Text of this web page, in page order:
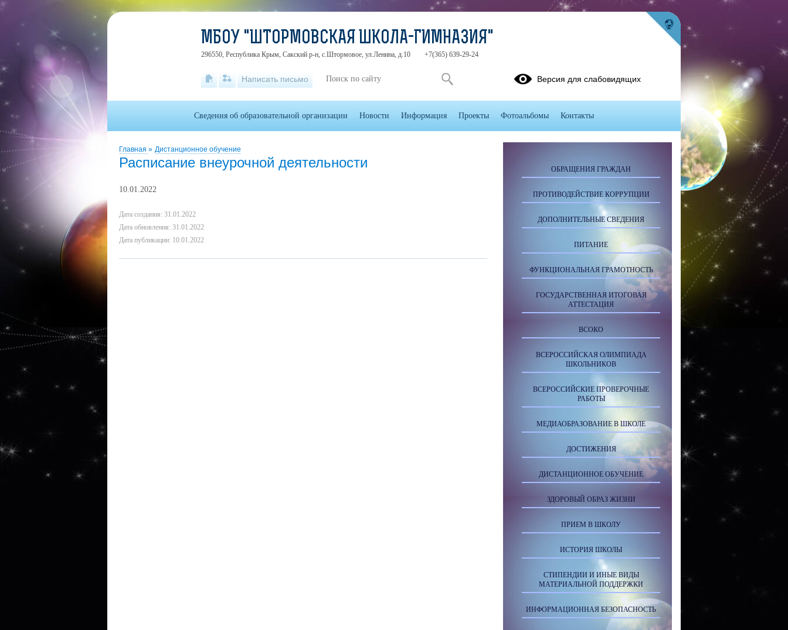
Главная » Дистанционное обучение
Расписание внеурочной деятельности
10.01.2022
Дата создания: 31.01.2022
Дата обновления: 31.01.2022
Дата публикации: 10.01.2022
ОБРАЩЕНИЯ ГРАЖДАН
ПРОТИВОДЕЙСТВИЕ КОРРУПЦИИ
ДОПОЛНИТЕЛЬНЫЕ СВЕДЕНИЯ
ПИТАНИЕ
ФУНКЦИОНАЛЬНАЯ ГРАМОТНОСТЬ
ГОСУДАРСТВЕННАЯ ИТОГОВАЯ
АТТЕСТАЦИЯ
ВСОКО
ВСЕРОССИЙСКАЯ ОЛИМПИАДА
ШКОЛЬНИКОВ
ВСЕРОССИЙСКИЕ ПРОВЕРОЧНЫЕ
РАБОТЫ
МЕДИАОБРАЗОВАНИЕ В ШКОЛЕ
ДОСТИЖЕНИЯ
ДИСТАНЦИОННОЕ ОБУЧЕНИЕ
ЗДОРОВЫЙ ОБРАЗ ЖИЗНИ
ПРИЕМ В ШКОЛУ
ИСТОРИЯ ШКОЛЫ
СТИПЕНДИИ И ИНЫЕ ВИДЫ
МАТЕРИАЛЬНОЙ ПОДДЕРЖКИ
ИНФОРМАЦИОННАЯ БЕЗОПАСНОСТЬ
МБОУ "ШТОРМОВСКАЯ ШКОЛА-ГИМНАЗИЯ"
296550, Республика Крым, Сакский р-н, с.Штормовое, ул.Ленина, д.10 +7(365) 639-29-24
Написать письмо Версия для слабовидящих
Сведения об образовательной организации Новости Информация Проекты Фотоальбомы Контакты